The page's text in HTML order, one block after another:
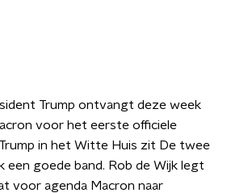
Trump ontvangt deze week
voor het eerste officiele
in het Witte Huis zit De twee
een goede band. Rob de Wijk legt
voor agenda Macron naar